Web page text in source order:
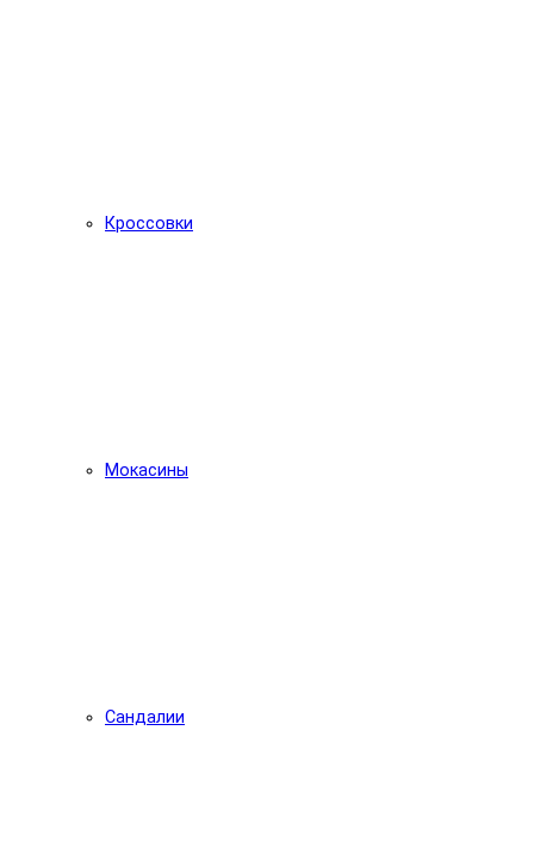
Кроссовки
Мокасины
Сандалии